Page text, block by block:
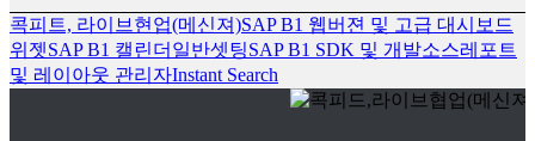
콕피트, 라이브현업(메신져)SAP B1 웹버젼 및 고급 대시보드
위젯SAP B1 캘린더 일반셋팅SAP B1 SDK 및 개발소스레포트
및 레이아웃 관리자Instant Search